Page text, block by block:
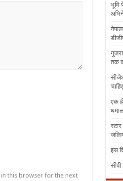
in this browser for the next
भूमि
तक
एक
इस